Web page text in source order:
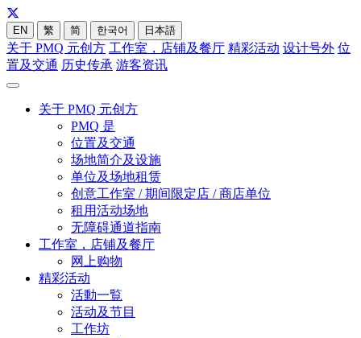
EN 繁 简 한국어 日本語
关于 PMQ 元创方 工作室，店铺及餐厅 精彩活动 设计号外 位
置及交通 历史传承 游客资讯
关于 PMQ 元创方
PMQ 是
位置及交通
场地简介及设施
单位及场地租赁
创意工作室 / 期间限定店 / 商店单位
租用活动场地
无障碍通道指南
工作室，店铺及餐厅
网上购物
精彩活动
活動一覧
活动及节目
工作坊